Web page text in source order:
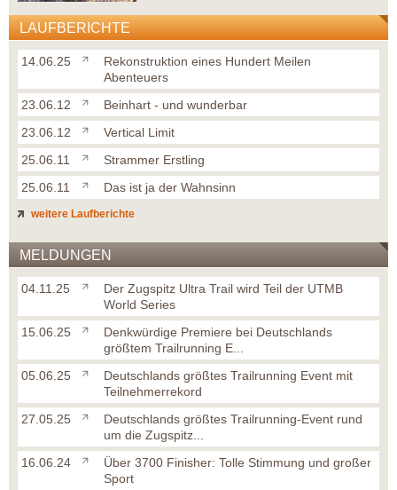
LAUFBERICHTE
14.06.25
Rekonstruktion eines Hundert Meilen
Abenteuers
23.06.12
Beinhart - und wunderbar
23.06.12
Vertical Limit
25.06.11
Strammer Erstling
25.06.11
Das ist ja der Wahnsinn
weitere Laufberichte
MELDUNGEN
04.11.25
Der Zugspitz Ultra Trail wird Teil der UTMB
World Series
15.06.25
Denkwürdige Premiere bei Deutschlands
größtem Trailrunning E...
05.06.25
Deutschlands größtes Trailrunning Event mit
Teilnehmerrekord
27.05.25
Deutschlands größtes Trailrunning-Event rund
um die Zugspitz...
16.06.24
Über 3700 Finisher: Tolle Stimmung und großer
Sport